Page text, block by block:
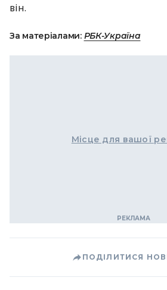
він.
За матеріалами: РБК-Україна
Місце для вашої
ПОДІЛИТИСЯ